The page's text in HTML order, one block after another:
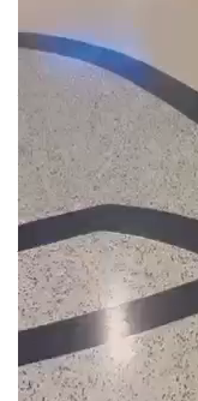
Partilhar
Um homem foi
no
do centro
As imagens, que
gerar várias
Veja o vídeo.